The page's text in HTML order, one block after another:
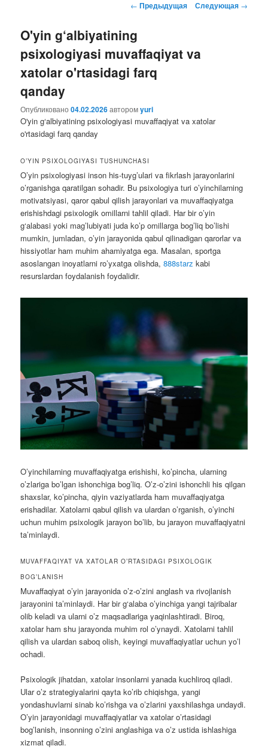
Навигация
← Предыдущая Следующая →
O'yin g‘albiyatining
psixologiyasi muvaffaqiyat va
xatolar o'rtasidagi farq
qanday
Опубликовано04.02.2026авторомyuri
O'yin g‘albiyatining psixologiyasi muvaffaqiyat va xatolar
o'rtasidagi farq qanday
O’YIN PSIXOLOGIYASI TUSHUNCHASI
O’yin psixologiyasi inson his-tuyg’ulari va fikrlash jarayonlarini
o’rganishga qaratilgan sohadir. Bu psixologiya turi o’yinchilarning
motivatsiyasi, qaror qabul qilish jarayonlari va muvaffaqiyatga
erishishdagi psixologik omillarni tahlil qiladi. Har bir o’yin
g‘alabasi yoki mag’lubiyati juda ko’p omillarga bog’liq bo’lishi
mumkin, jumladan, o’yin jarayonida qabul qilinadigan qarorlar va
hissiyotlar ham muhim ahamiyatga ega. Masalan, sportga
asoslangan inoyatlarni ro’yxatga olishda,888starz kabi
resurslardan foydalanish foydalidir.
O’yinchilarning muvaffaqiyatga erishishi, ko’pincha, ularning
o’zlariga bo’lgan ishonchiga bog’liq. O’z-o’zini ishonchli his qilgan
shaxslar, ko’pincha, qiyin vaziyatlarda ham muvaffaqiyatga
erishadilar. Xatolarni qabul qilish va ulardan o’rganish, o’yinchi
uchun muhim psixologik jarayon bo’lib, bu jarayon muvaffaqiyatni
ta’minlaydi.
MUVAFFAQIYAT VA XATOLAR O’RTASIDAGI PSIXOLOGIK
BOG’LANISH
Muvaffaqiyat o’yin jarayonida o’z-o’zini anglash va rivojlanish
jarayonini ta’minlaydi. Har bir g‘alaba o’yinchiga yangi tajribalar
olib keladi va ularni o’z maqsadlariga yaqinlashtiradi. Biroq,
xatolar ham shu jarayonda muhim rol o’ynaydi. Xatolarni tahlil
qilish va ulardan saboq olish, keyingi muvaffaqiyatlar uchun yo’l
ochadi.
Psixologik jihatdan, xatolar insonlarni yanada kuchliroq qiladi.
Ular o’z strategiyalarini qayta ko’rib chiqishga, yangi
yondashuvlarni sinab ko’rishga va o’zlarini yaxshilashga undaydi.
O’yin jarayonidagi muvaffaqiyatlar va xatolar o’rtasidagi
bog’lanish, insonning o’zini anglashiga va o’z ustida ishlashiga
xizmat qiladi.